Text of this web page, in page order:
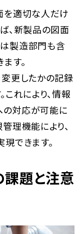
を適切な人だけ
、新製品の図面
製造部門も含
す。
変更したかの記録
これにより、情報
対応が可能に
理機能により、
できます。
題と注意